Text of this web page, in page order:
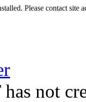
Please contact site
not